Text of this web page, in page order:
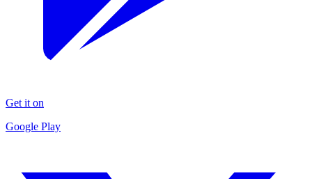
Get it on
Google Play